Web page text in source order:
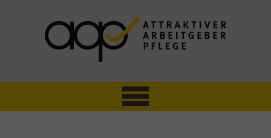
ATTRAKTIVER ARBEITGEBER PFLEGE
Mitarbeiterbefragung & Zertifizierung